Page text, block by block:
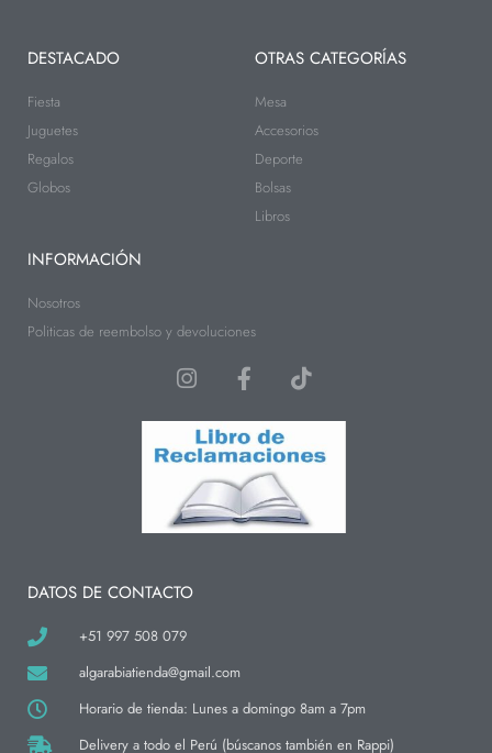
DESTACADO
Fiesta
Juguetes
Regalos
Globos
OTRAS CATEGORÍAS
Mesa
Accesorios
Deporte
Bolsas
Libros
INFORMACIÓN
Nosotros
Politicas de reembolso y devoluciones
I
s
t
a
g
r
a
F
a
c
e
b
o
o
k
T
i
k
t
o
DATOS DE CONTACTO
+51 997 508 079
algarabiatienda@gmail.com
Horario de tienda: Lunes a domingo 8am a 7pm
Delivery a todo el Perú (búscanos también en Rappi)